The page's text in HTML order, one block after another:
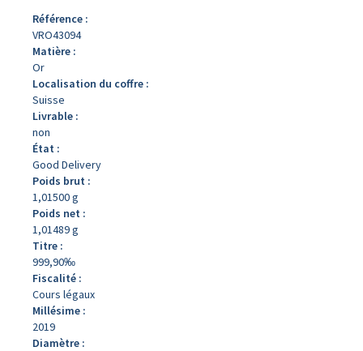
Référence :
VRO43094
Matière :
Or
Localisation du coffre :
Suisse
Livrable :
non
État :
Good Delivery
Poids brut :
1,01500 g
Poids net :
1,01489 g
Titre :
999,90‰
Fiscalité :
Cours légaux
Millésime :
2019
Diamètre :